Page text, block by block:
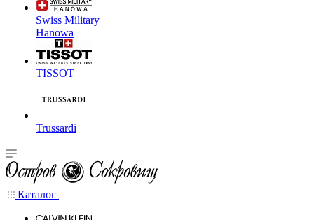
Swiss Military
Hanowa
TISSOT
Trussardi
Каталог